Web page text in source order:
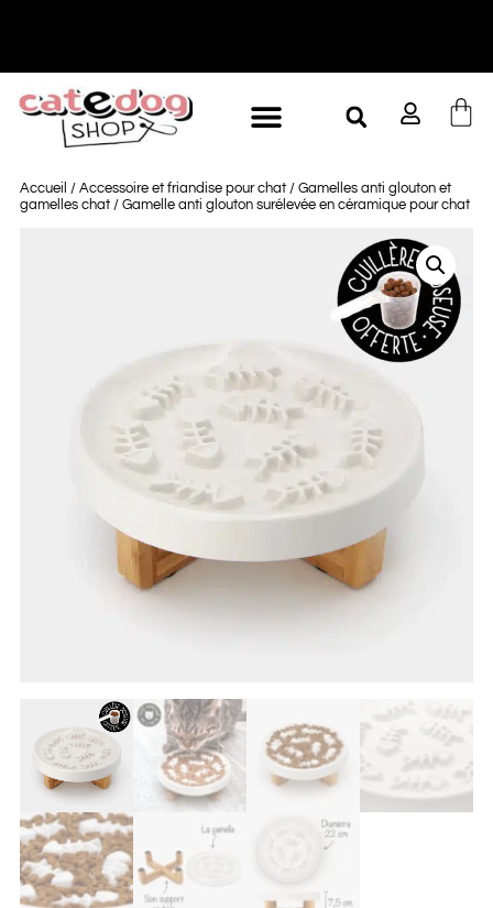
-10% à partir de 60€ d'achat
Accueil / Accessoire et friandise pour chat/ Gamelles anti glouton et
gamelles chat/ Gamelle anti glouton surélevée en céramique pour chat